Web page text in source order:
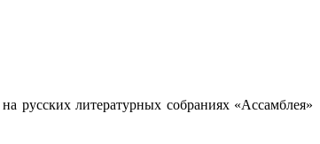
литературных собраниях «Ассамблея»